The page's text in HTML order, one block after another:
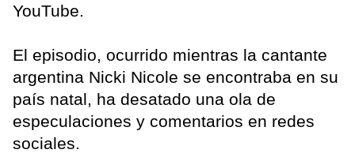
YouTube.
El episodio, ocurrido mientras la cantante
argentina Nicki Nicole se encontraba en su
país natal, ha desatado una ola de
especulaciones y comentarios en redes
sociales.